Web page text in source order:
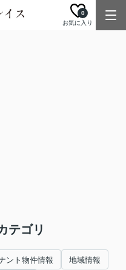
お気に入り
0
テゴリ
ント物件情報 地域情報